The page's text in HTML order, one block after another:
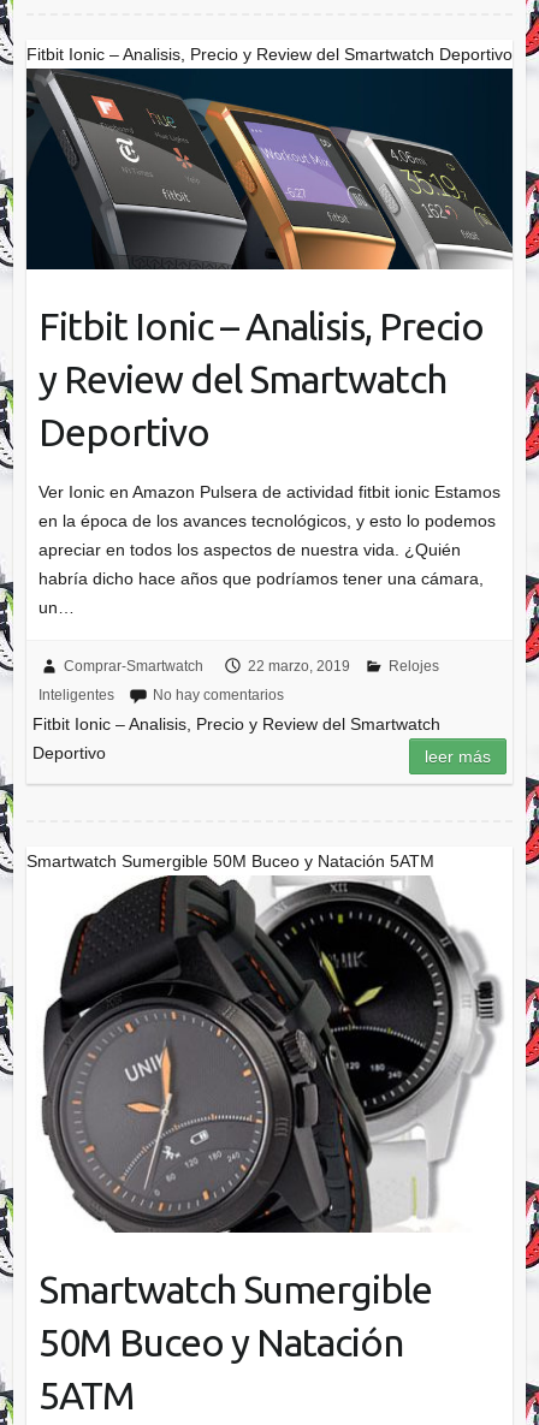
Fitbit Ionic – Analisis, Precio y Review del Smartwatch Deportivo
Fitbit Ionic – Analisis, Precio
y Review del Smartwatch
Deportivo
Ver Ionic en Amazon Pulsera de actividad fitbit ionic Estamos
en la época de los avances tecnológicos, y esto lo podemos
apreciar en todos los aspectos de nuestra vida. ¿Quién
habría dicho hace años que podríamos tener una cámara,
un…
Comprar-Smartwatch 22 marzo, 2019
Relojes
Inteligentes
No hay comentarios
Fitbit Ionic – Analisis, Precio y Review del Smartwatch
Deportivo
leer más
Smartwatch Sumergible 50M Buceo y Natación 5ATM
Smartwatch Sumergible
50M Buceo y Natación
5ATM